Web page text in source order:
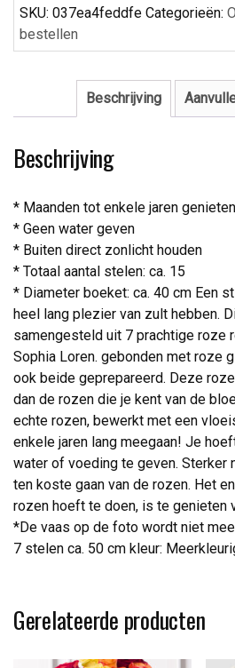
SKU: 037ea4feddfe Categorieën:
bestellen
Beschrijving
Beschrijving
* Maanden tot enkele jaren
* Geen water geven
* Buiten direct zonlicht houden
* Totaal aantal stelen: ca. 15
* Diameter boeket: ca. 40 cm Een
heel lang plezier van zult hebben.
samengesteld uit 7 prachtige roze
Sophia Loren. gebonden met roze
ook beide geprepareerd. Deze
dan de rozen die je kent van de
echte rozen, bewerkt met een
enkele jaren lang meegaan! Je
water of voeding te geven. Sterker
ten koste gaan van de rozen. Het
rozen hoeft te doen, is te genieten
*De vaas op de foto wordt niet
7 stelen ca. 50 cm kleur:
Gerelateerde producten